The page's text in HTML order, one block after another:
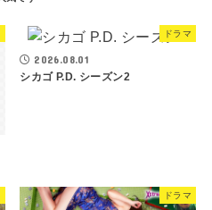
ドラマ
2026.08.01
シカゴ P.D. シーズン2
ドラマ